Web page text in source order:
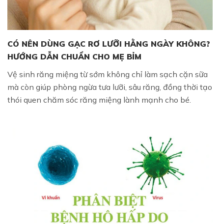
CÓ NÊN DÙNG GẠC RƠ LƯỠI HẰNG NGÀY KHÔNG?
HƯỚNG DẪN CHUẨN CHO MẸ BỈM
Vệ sinh răng miệng từ sớm không chỉ làm sạch cặn sữa
mà còn giúp phòng ngừa tưa lưỡi, sâu răng, đồng thời tạo
thói quen chăm sóc răng miệng lành mạnh cho bé.